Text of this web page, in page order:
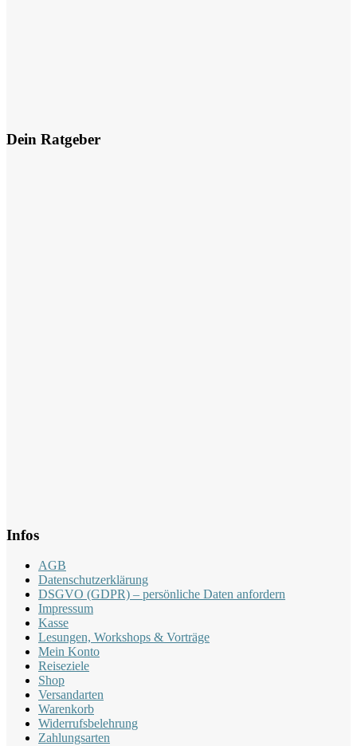
Dein Ratgeber
Infos
AGB
Datenschutzerklärung
DSGVO (GDPR) – persönliche Daten anfordern
Impressum
Kasse
Lesungen, Workshops & Vorträge
Mein Konto
Reiseziele
Shop
Versandarten
Warenkorb
Widerrufsbelehrung
Zahlungsarten